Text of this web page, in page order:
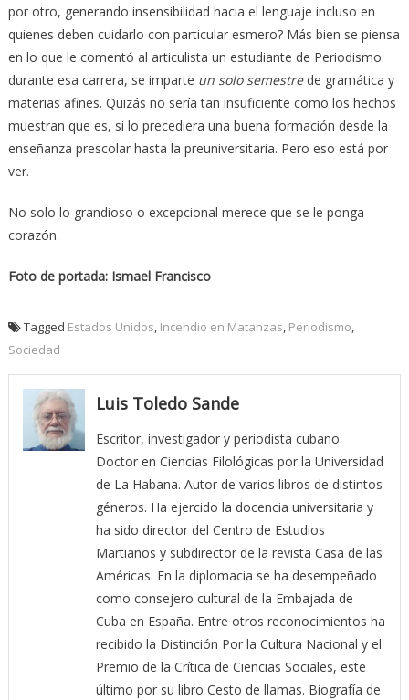
por otro, generando insensibilidad hacia el lenguaje incluso en
quienes deben cuidarlo con particular esmero? Más bien se piensa
en lo que le comentó al articulista un estudiante de Periodismo:
durante esa carrera, se imparte un solo semestre de gramática y
materias afines. Quizás no sería tan insuficiente como los hechos
muestran que es, si lo precediera una buena formación desde la
enseñanza prescolar hasta la preuniversitaria. Pero eso está por
ver.
No solo lo grandioso o excepcional merece que se le ponga
corazón.
Foto de portada: Ismael Francisco
Tagged Estados Unidos, Incendio en Matanzas, Periodismo,
Sociedad
Luis Toledo Sande
Escritor, investigador y periodista cubano.
Doctor en Ciencias Filológicas por la Universidad
de La Habana. Autor de varios libros de distintos
géneros. Ha ejercido la docencia universitaria y
ha sido director del Centro de Estudios
Martianos y subdirector de la revista Casa de las
Américas. En la diplomacia se ha desempeñado
como consejero cultural de la Embajada de
Cuba en España. Entre otros reconocimientos ha
recibido la Distinción Por la Cultura Nacional y el
Premio de la Crítica de Ciencias Sociales, este
último por su libro Cesto de llamas. Biografía de